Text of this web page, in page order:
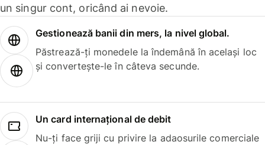
un singur cont, oricând ai nevoie.
Gestionează banii din mers, la nivel global.
Păstrează-ți monedele la îndemână în același loc
și convertește-le în câteva secunde.
Un card internațional de debit
Nu-ți face griji cu privire la adaosurile comerciale